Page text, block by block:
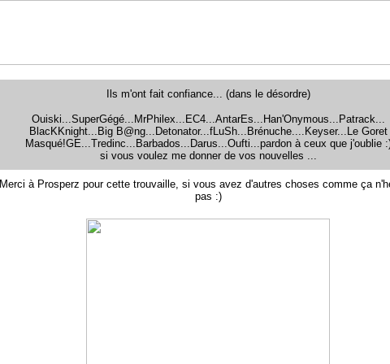
Ils m'ont fait confiance... (dans le désordre)
Ouiski...SuperGégé...MrPhilex...EC4...AntarEs...Han'Onymous...Patrack...
BlacKKnight...Big B@ng...Detonator...fLuSh...Brénuche....Keyser...Le Goret
Masqué!GE...Tredinc...Barbados...Darus...Oufti...pardon à ceux que j'oublie
si vous voulez me donner de vos nouvelles ...
Merci à Prosperz pour cette trouvaille, si vous avez d'autres choses comme ça
pas :)